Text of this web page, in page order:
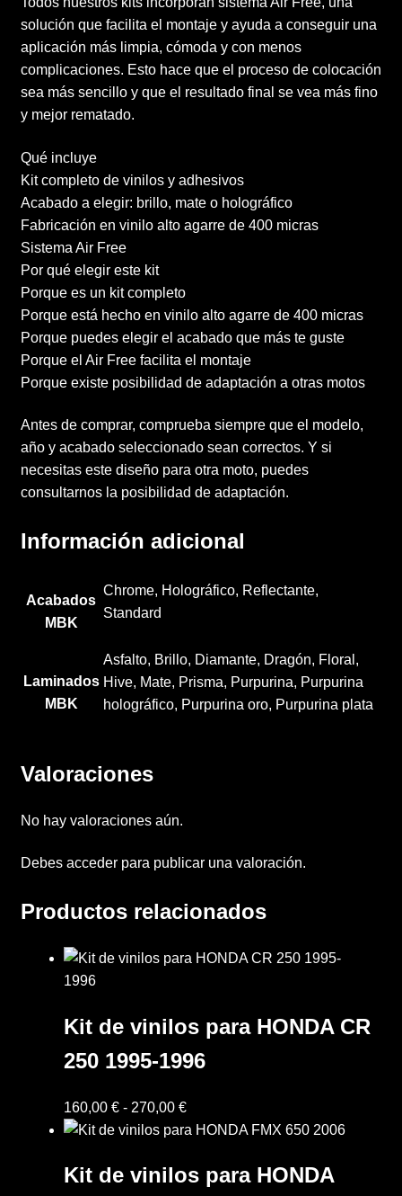
solución que facilita el montaje y ayuda a conseguir una
aplicación más limpia, cómoda y con menos
complicaciones. Esto hace que el proceso de colocación
sea más sencillo y que el resultado final se vea más fino
y mejor rematado.
Qué incluye
Kit completo de vinilos y adhesivos
Acabado a elegir: brillo, mate o holográfico
Fabricación en vinilo alto agarre de 400 micras
Sistema Air Free
Por qué elegir este kit
Porque es un kit completo
Porque está hecho en vinilo alto agarre de 400 micras
Porque puedes elegir el acabado que más te guste
Porque el Air Free facilita el montaje
Porque existe posibilidad de adaptación a otras motos
Antes de comprar, comprueba siempre que el modelo,
año y acabado seleccionado sean correctos. Y si
necesitas este diseño para otra moto, puedes
consultarnos la posibilidad de adaptación.
Información adicional
Acabados
MBK
Chrome, Holográfico, Reflectante,
Standard
Laminados
MBK
Asfalto, Brillo, Diamante, Dragón, Floral,
Hive, Mate, Prisma, Purpurina, Purpurina
holográfico, Purpurina oro, Purpurina plata
Valoraciones
No hay valoraciones aún.
Debes accederpara publicar una valoración.
Productos relacionados
Kit de vinilos para HONDA CR
250 1995-1996
160,00 € - 270,00 €Rango
de
desde
Kit de vinilos para HONDA